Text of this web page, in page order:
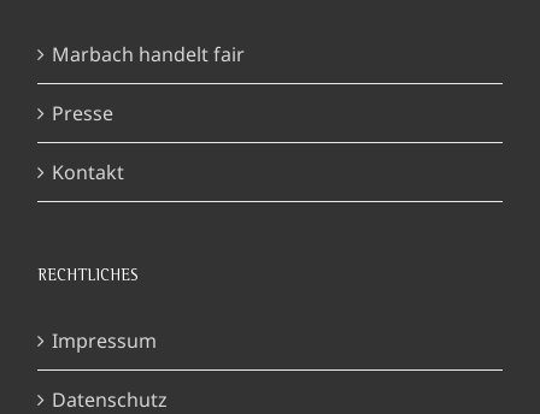
Marbach handelt fair
Presse
Kontakt
RECHTLICHES
Impressum
Datenschutz